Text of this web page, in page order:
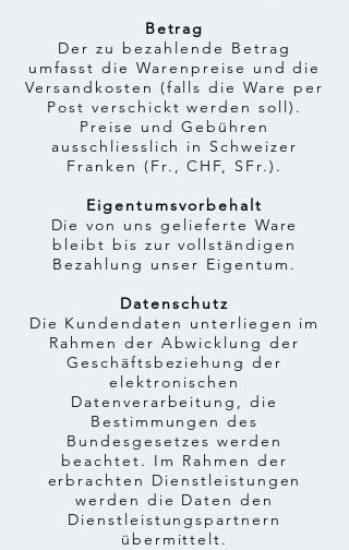
Betrag
Der zu bezahlende Betrag
umfasst die Warenpreise und die
Versandkosten (falls die Ware per
Post verschickt werden soll).
Preise und Gebühren
ausschliesslich in Schweizer
Franken (Fr., CHF, SFr.).
Eigentumsvorbehalt
Die von uns gelieferte Ware
bleibt bis zur vollständigen
Bezahlung unser Eigentum.
Datenschutz
Die Kundendaten unterliegen im
Rahmen der Abwicklung der
Geschäftsbeziehung der
elektronischen
Datenverarbeitung, die
Bestimmungen des
Bundesgesetzes werden
beachtet. Im Rahmen der
erbrachten Dienstleistungen
werden die Daten den
Dienstleistungspartnern
übermittelt.